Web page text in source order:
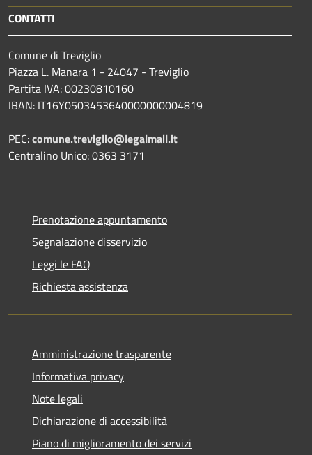
CONTATTI
Comune di Treviglio
Piazza L. Manara 1 - 24047 - Treviglio
Partita IVA: 00230810160
IBAN: IT16Y0503453640000000004819
PEC:comune.treviglio@legalmail.it
Centralino Unico: 0363 3171
Prenotazione appuntamento
Segnalazione disservizio
Leggi le FAQ
Richiesta assistenza
Amministrazione trasparente
Informativa privacy
Note legali
Dichiarazione di accessibilità
Piano di miglioramento dei servizi